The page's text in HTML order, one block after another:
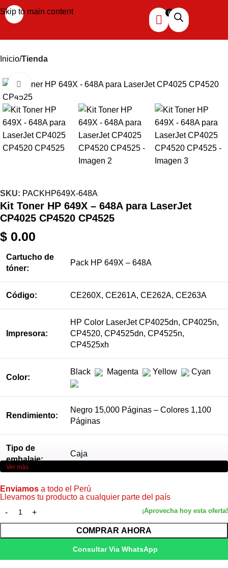
Skip to main content
Inicio Tienda
Haga clic para ampliar
SKU: PACKHP649X-648A
Kit Toner HP 649X – 648A para LaserJet
CP4025 CP4520 CP4525
$ 0.00
Cartucho de
tóner:
Pack HP 649X – 648A
Código: CE260X, CE261A, CE262A, CE263A
Impresora:
HP Color LaserJet CP4025dn, CP4025n,
CP4520, CP4525dn, CP4525n,
CP4525xh
Color:
Black Magenta Yellow Cyan
Rendimiento:
Negro 15,000 Páginas – Colores 1,100
Páginas
Tipo de
embalaje:
Caja
Ver más
Enviamos a todo el Perú
Llevamos tu producto a cualquier parte del país
COMPRAR AHORA
Consultar Via WhatsApp